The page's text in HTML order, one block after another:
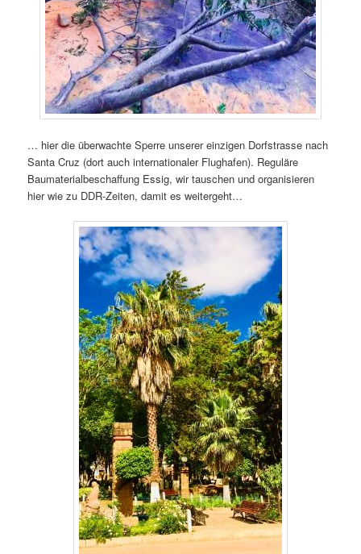
… hier die überwachte Sperre unserer einzigen Dorfstrasse nach
Santa Cruz (dort auch internationaler Flughafen). Reguläre
Baumaterialbeschaffung Essig, wir tauschen und organisieren
hier wie zu DDR-Zeiten, damit es weitergeht…